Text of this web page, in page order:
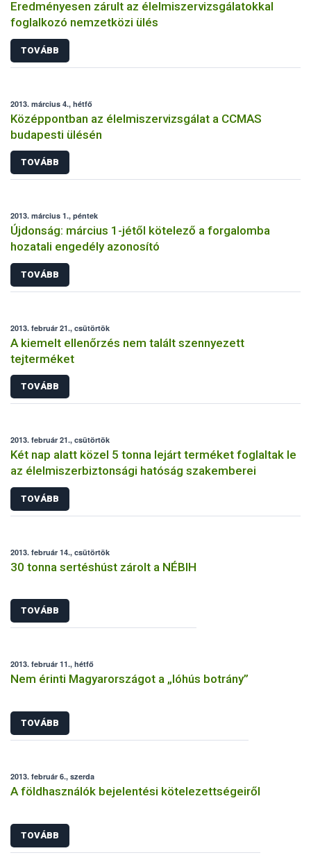
Eredményesen zárult az élelmiszervizsgálatokkal
foglalkozó nemzetközi ülés
TOVÁBB
2013. március 4., hétfő
Középpontban az élelmiszervizsgálat a CCMAS
budapesti ülésén
TOVÁBB
2013. március 1., péntek
Újdonság: március 1-jétől kötelező a forgalomba
hozatali engedély azonosító
TOVÁBB
2013. február 21., csütörtök
A kiemelt ellenőrzés nem talált szennyezett
tejterméket
TOVÁBB
2013. február 21., csütörtök
Két nap alatt közel 5 tonna lejárt terméket foglaltak le
az élelmiszerbiztonsági hatóság szakemberei
TOVÁBB
2013. február 14., csütörtök
30 tonna sertéshúst zárolt a NÉBIH
TOVÁBB
2013. február 11., hétfő
Nem érinti Magyarországot a „lóhús botrány”
TOVÁBB
2013. február 6., szerda
A földhasználók bejelentési kötelezettségeiről
TOVÁBB